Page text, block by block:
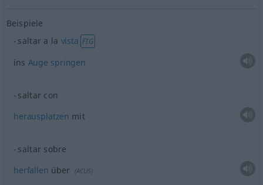
Beispiele
saltar a la vista FIG
ins Auge springen
saltar con
herausplatzen mit
saltar sobre
herfallen über (ACUS)